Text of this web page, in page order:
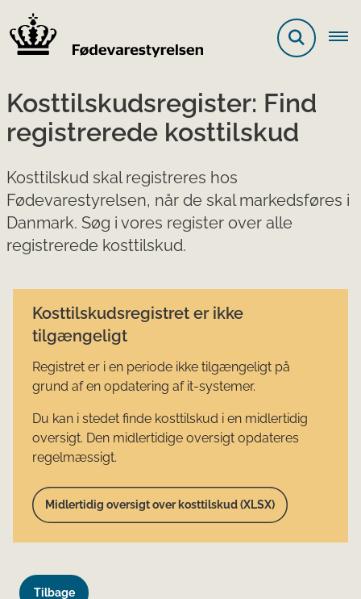
Kosttilskudsregister: Find
registrerede kosttilskud
Kosttilskud skal registreres hos
Fødevarestyrelsen, når de skal markedsføres i
Danmark. Søg i vores register over alle
registrerede kosttilskud.
Kosttilskudsregistret er ikke
tilgængeligt
Registret er i en periode ikke tilgængeligt på
grund af en opdatering af it-systemer.
Du kan i stedet finde kosttilskud i en midlertidig
oversigt. Den midlertidige oversigt opdateres
regelmæssigt.
Midlertidig oversigt over kosttilskud (XLSX)
Tilbage